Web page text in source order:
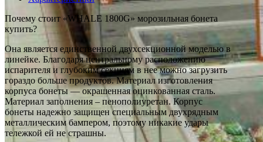
Почему стоит «WHALE 1800G» морозильная бонета
купить?
Она является единственной двухсекционной моделью в
линейке. Благодаря центральному расположению
испарителя и глубоким секциям в нее можно загрузить
гораздо больше продуктов. Материал изготовления
корпуса бонеты — окрашенная оцинкованная сталь.
Материал заполнения – пенополиуретан. Корпус
бонеты надежно защищен специальным двухрядным
металлическим бампером, поэтому никакие удары
тележкой ей не страшны.